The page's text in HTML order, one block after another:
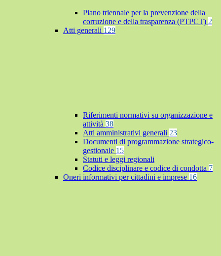
Piano triennale per la prevenzione della
corruzione e della trasparenza (PTPCT) 2
Atti generali 129
Riferimenti normativi su organizzazione e
attività 38
Atti amministrativi generali 23
Documenti di programmazione strategico-
gestionale 15
Statuti e leggi regionali
Codice disciplinare e codice di condotta 7
Oneri informativi per cittadini e imprese 16